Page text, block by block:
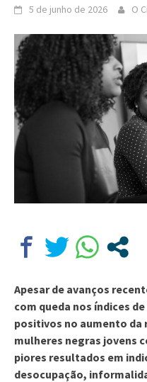
5 de junho de 2026 O
Apesar de avanços
com queda nos índices
positivos no aumento da
mulheres negras jovens
piores resultados em
desocupação,